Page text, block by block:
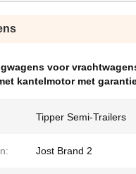
voor
kantelmotor met
Tipper Semi-Trailers
Jost Brand 2